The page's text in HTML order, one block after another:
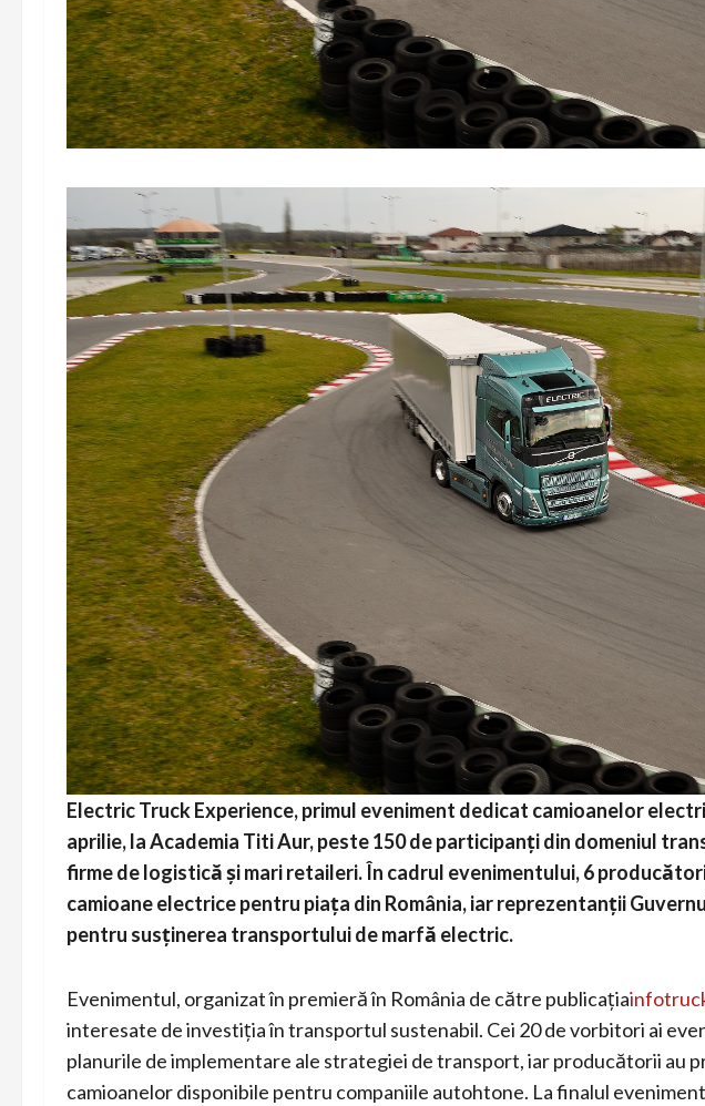
Electric Truck Experience, primul eveniment dedicat camioanelor
aprilie, la Academia Titi Aur, peste 150 de participanți din domeniul
firme de logistică și mari retaileri. În cadrul evenimentului, 6
camioane electrice pentru piața din România, iar reprezentanții
pentru susținerea transportului de marfă electric.
Evenimentul, organizat în premieră în România de către publicația
interesate de investiția în transportul sustenabil. Cei 20 de vorbitori ai
planurile de implementare ale strategiei de transport, iar producătorii au
camioanelor disponibile pentru companiile autohtone. La finalul